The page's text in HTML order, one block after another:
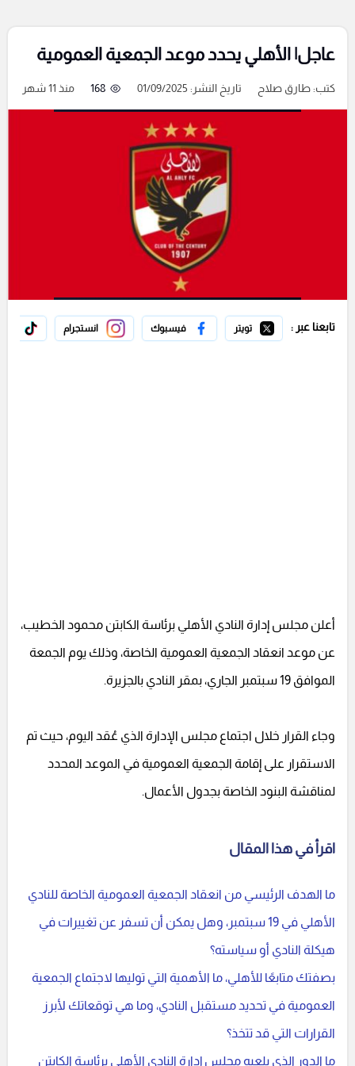
عاجل| الأهلي يحدد موعد الجمعية العمومية
كتب:طارق صلاح تاريخ النشر: 01/09/2025 168 منذ 11 شهر
تابعنا عبر : تويتر فيسبوك انستجرام
أعلن مجلس إدارة النادي الأهلي برئاسة الكابتن محمود الخطيب،
عن موعد انعقاد الجمعية العمومية الخاصة، وذلك يوم الجمعة
الموافق 19 سبتمبر الجاري، بمقر النادي بالجزيرة.
وجاء القرار خلال اجتماع مجلس الإدارة الذي عُقد اليوم، حيث تم
الاستقرار على إقامة الجمعية العمومية في الموعد المحدد
لمناقشة البنود الخاصة بجدول الأعمال.
اقرأ في هذا المقال
ما الهدف الرئيسي من انعقاد الجمعية العمومية الخاصة للنادي
الأهلي في 19 سبتمبر، وهل يمكن أن تسفر عن تغييرات في
هيكلة النادي أو سياسته؟
بصفتك متابعًا للأهلي، ما الأهمية التي توليها لاجتماع الجمعية
العمومية في تحديد مستقبل النادي، وما هي توقعاتك لأبرز
القرارات التي قد تتخذ؟
ما الدور الذي يلعبه مجلس إدارة النادي الأهلي برئاسة الكابتن